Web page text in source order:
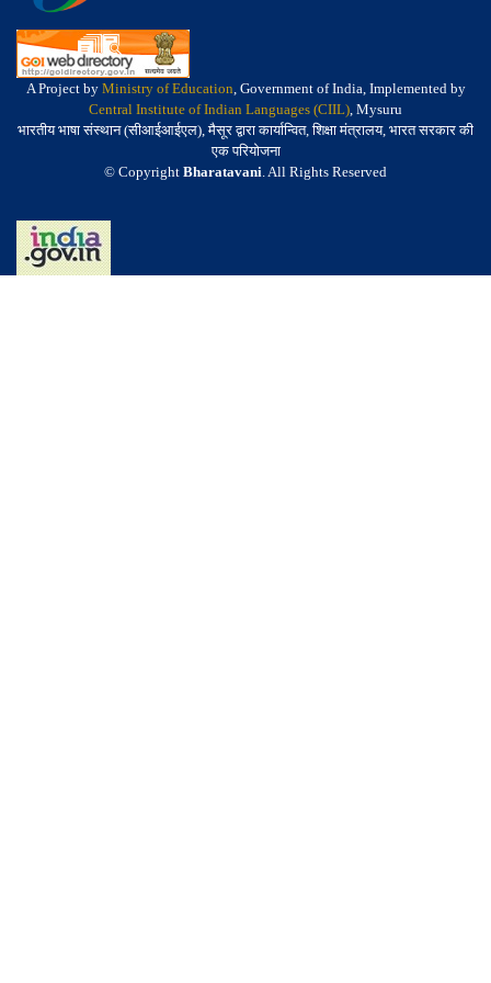
A Project by Ministry of Education, Government of India, Implemented by
Central Institute of Indian Languages (CIIL), Mysuru
भारतीय भाषा संस्थान (सीआईआईएल), मैसूर द्वारा कार्यान्वित, शिक्षा मंत्रालय, भारत सरकार की
एक परियोजना
© Copyright Bharatavani. All Rights Reserved